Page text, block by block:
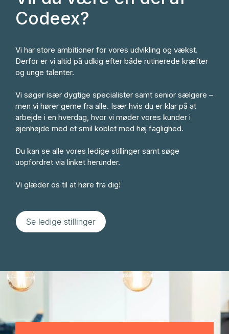
Codeex?
Vi har store ambitioner for vores udvikling og vækst.
Derfor er vi altid på udkig efter både rutinerede kræfter
og unge talenter.
Vi søger især dygtige specialister samt senior sælgere –
men vi hører gerne fra alle. Især hvis du er klar på at
arbejde i en hverdag, hvor vi møder vores kunder i
øjenhøjde med et smil koblet med høj faglighed.
Du kan se alle vores ledige stillinger samt søge
uopfordret via linket herunder.
Vi glæder os til at høre fra dig!